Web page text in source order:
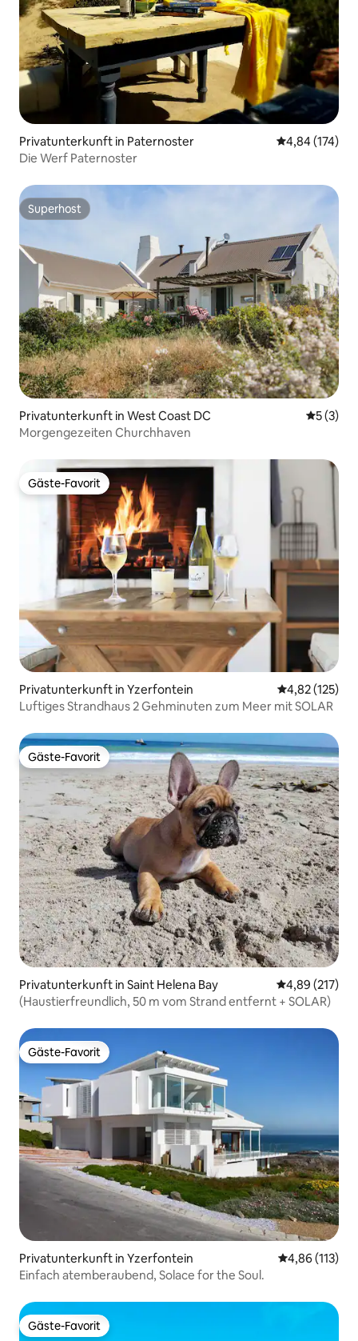
Privatunterkunft in Paternoster
4,84 (174)
Die Werf Paternoster
Superhost
Superhost
Privatunterkunft in West Coast DC
5 (3)
Morgengezeiten Churchhaven
Gäste-Favorit
Gäste-Favorit
Privatunterkunft in Yzerfontein
4,82 (125)
Luftiges Strandhaus 2 Gehminuten zum Meer mit SOLAR
Gäste-Favorit
Gäste-Favorit
Privatunterkunft in Saint Helena Bay
4,89 (217)
(Haustierfreundlich, 50 m vom Strand entfernt + SOLAR)
Gäste-Favorit
Gäste-Favorit
Privatunterkunft in Yzerfontein
4,86 (113)
Einfach atemberaubend, Solace for the Soul.
Gäste-Favorit
Gäste-Favorit